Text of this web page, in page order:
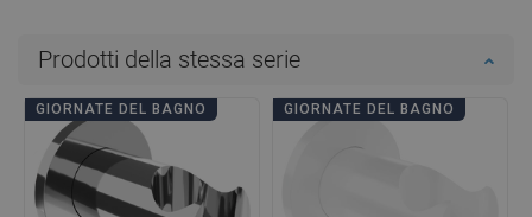
Prodotti della stessa serie
GIORNATE DEL BAGNO GIORNATE DEL BAGNO